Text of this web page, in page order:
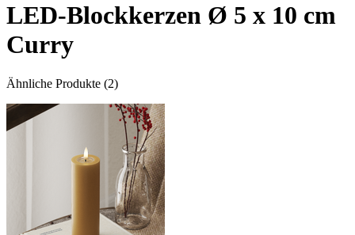
LED-Blockkerzen Ø 5 x 10 cm
Curry
Ähnliche Produkte (2)